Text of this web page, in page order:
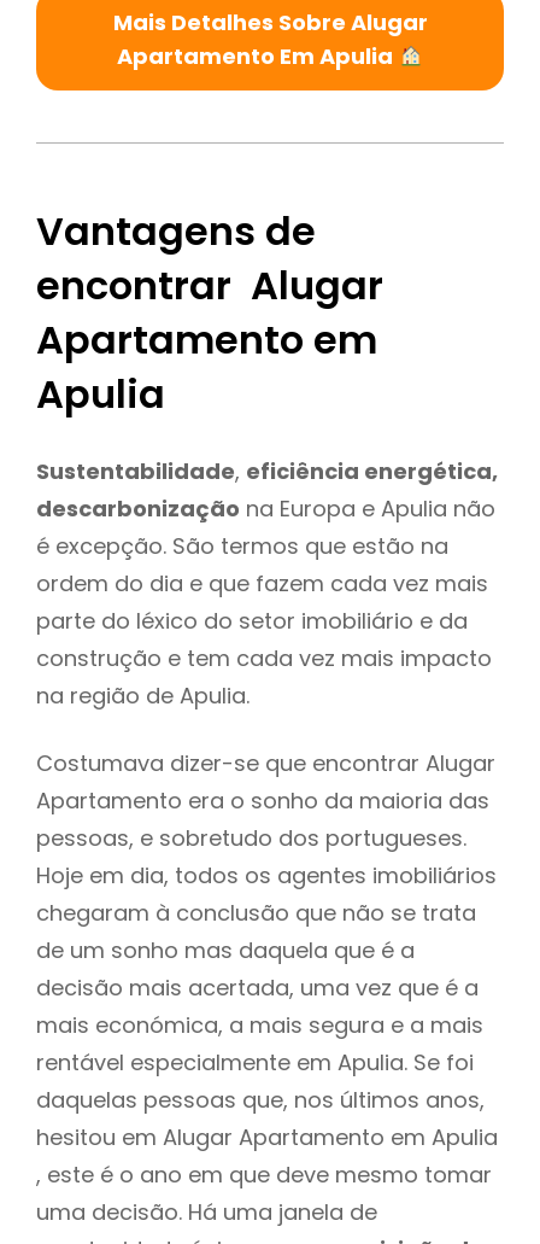
Mais Detalhes Sobre Alugar
Apartamento Em Apulia
Vantagens de
encontrar Alugar
Apartamento em
Apulia
Sustentabilidade, eficiência energética,
descarbonização na Europa e Apulia não
é excepção. São termos que estão na
ordem do dia e que fazem cada vez mais
parte do léxico do setor imobiliário e da
construção e tem cada vez mais impacto
na região de Apulia.
Costumava dizer-se que encontrar Alugar
Apartamento era o sonho da maioria das
pessoas, e sobretudo dos portugueses.
Hoje em dia, todos os agentes imobiliários
chegaram à conclusão que não se trata
de um sonho mas daquela que é a
decisão mais acertada, uma vez que é a
mais económica, a mais segura e a mais
rentável especialmente em Apulia. Se foi
daquelas pessoas que, nos últimos anos,
hesitou em Alugar Apartamento em Apulia
, este é o ano em que deve mesmo tomar
uma decisão. Há uma janela de